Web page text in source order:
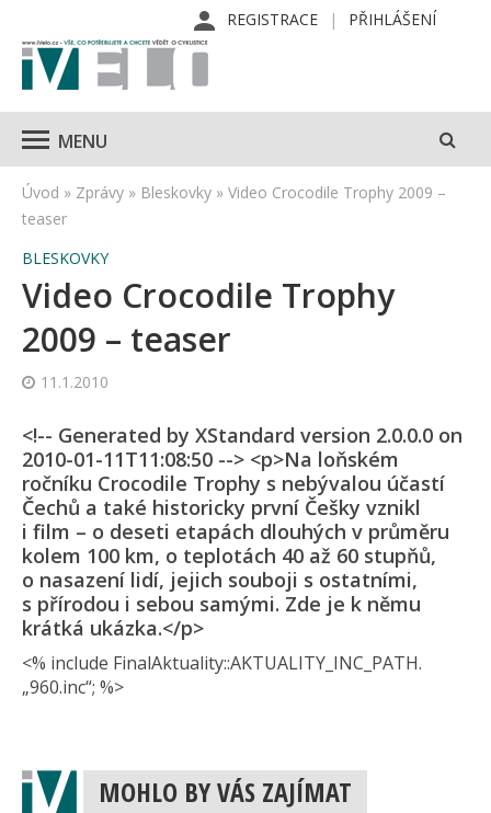
REGISTRACE PŘIHLÁŠENÍ
MENU
Úvod » Zprávy » Bleskovky » Video Crocodile Trophy 2009 –
teaser
BLESKOVKY
Video Crocodile Trophy
2009 – teaser
11.1.2010
<!-- Generated by XStandard version 2.0.0.0 on
2010-01-11T11:08:50 --> <p>Na loňském
ročníku Crocodile Trophy s nebývalou účastí
Čechů a také historicky první Češky vznikl
i film – o deseti etapách dlouhých v průměru
kolem 100 km, o teplotách 40 až 60 stupňů,
o nasazení lidí, jejich souboji s ostatními,
s přírodou i sebou samými. Zde je k němu
krátká ukázka.</p>
<% include FinalAktuality::AK­TUALITY_INC_PAT­H.
„960.inc“; %>
MOHLO BY VÁS ZAJÍMAT